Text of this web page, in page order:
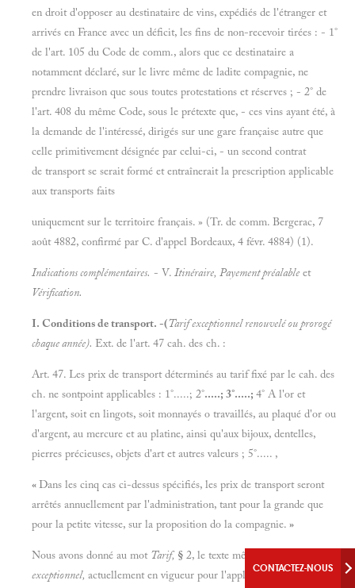
en droit d'opposer au destinataire de vins, expédiés de l'étranger et
arrivés en France avec un déficit, les fins de non-recevoir tirées : - 1°
de l'art. 105 du Code de comm., alors que ce destinataire a
notamment déclaré, sur le livre même de ladite compagnie, ne
prendre livraison que sous toutes protestations et réserves ; - 2° de
l'art. 408 du même Code, sous le prétexte que, - ces vins ayant été, à
la demande de l'intéressé, dirigés sur une gare française autre que
celle primitivement désignée par celui-ci, - un second contrat
de transport se serait formé et entraînerait la prescription applicable
aux transports faits
uniquement sur le territoire français. » (Tr. de comm. Bergerac, 7
août 4882, confirmé par C. d'appel Bordeaux, 4 févr. 4884) (1).
Indications complémentaires. - V. Itinéraire, Payement préalable et
Vérification.
I. Conditions de transport. -(Tarif exceptionnel renouvelé ou prorogé
chaque année). Ext. de l'art. 47 cah. des ch. :
Art. 47. Les prix de transport déterminés au tarif fixé par le cah. des
ch. ne sontpoint applicables : 1°.....; 2°.....; 3°.....; 4° A l'or et
l'argent, soit en lingots, soit monnayés o travaillés, au plaqué d'or ou
d'argent, au mercure et au platine, ainsi qu'aux bijoux, dentelles,
pierres précieuses, objets d'art et autres valeurs ; 5°..... ,
«Dans les cinq cas ci-dessus spécifiés, les prix de transport seront
arrêtés annuellement par l'administration, tant pour la grande que
pour la petite vitesse, sur la proposition do la compagnie. »
Nous avons donné au mot Tarif, § 2, le texte même du
exceptionnel, actuellement en vigueur pour l'applic. de l'art. 47 du
CONTACTEZ-NOUS